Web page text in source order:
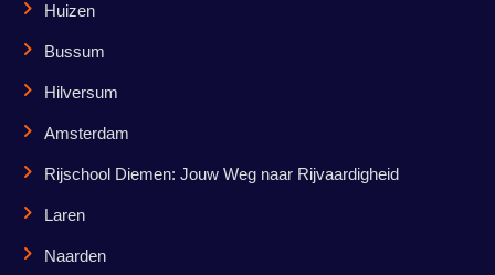
Huizen
Bussum
Hilversum
Amsterdam
Rijschool Diemen: Jouw Weg naar Rijvaardigheid
Laren
Naarden